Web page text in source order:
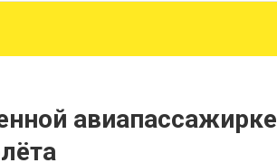
авиапассажирке